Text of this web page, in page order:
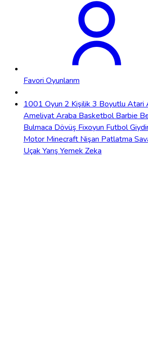
Favori Oyunlarım
1001 Oyun 2 Kişilik 3 Boyutlu Atari
AmeliyatAraba BasketbolBarbie
Bulmaca Dövüş Fixoyun Futbol
Motor Minecraft Nişan Patlatma
Uçak Yarış Yemek Zeka